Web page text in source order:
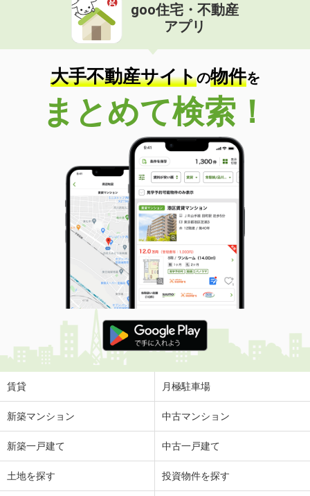
goo住宅・不動産
アプリ
大手不動産サイトの物件を
まとめて検索！
賃貸 月極駐車場
新築マンション 中古マンション
新築一戸建て 中古一戸建て
土地を探す 投資物件を探す